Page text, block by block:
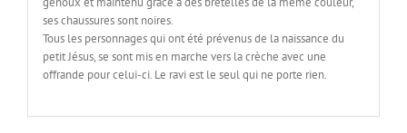
ses chaussures sont noires.
Tous les personnages qui ont été prévenus de la naissance du
petit Jésus, se sont mis en marche vers la crèche avec une
offrande pour celui-ci. Le ravi est le seul qui ne porte rien.